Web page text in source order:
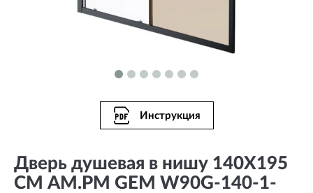
Инструкция
Дверь душевая в нишу 140X195
СМ AM.PM GEM W90G-140-1-